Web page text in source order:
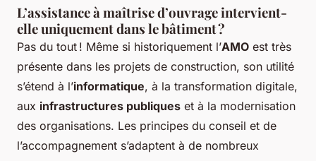
L’assistance à maîtrise d’ouvrage intervient-
elle uniquement dans le bâtiment ?
Pas du tout ! Même si historiquement l’AMO est très
présente dans les projets de construction, son utilité
s’étend à l’informatique, à la transformation digitale,
aux infrastructures publiques et à la modernisation
des organisations. Les principes du conseil et de
l’accompagnement s’adaptent à de nombreux